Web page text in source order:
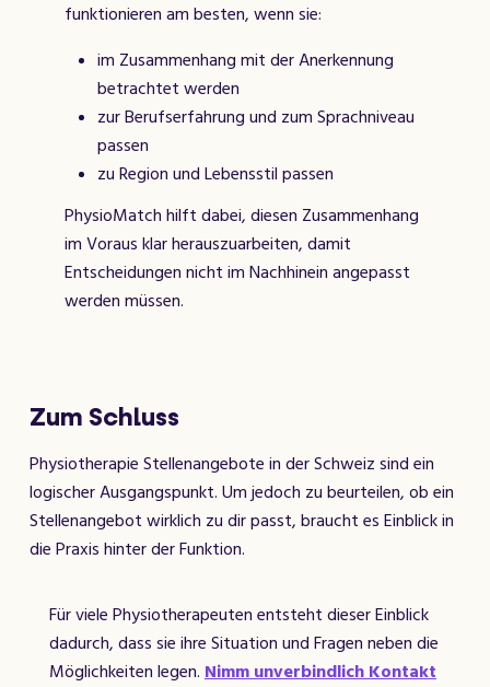
funktionieren am besten, wenn sie:
im Zusammenhang mit der Anerkennung
betrachtet werden
zur Berufserfahrung und zum Sprachniveau
passen
zu Region und Lebensstil passen
PhysioMatch hilft dabei, diesen Zusammenhang
im Voraus klar herauszuarbeiten, damit
Entscheidungen nicht im Nachhinein angepasst
werden müssen.
Zum Schluss
Physiotherapie Stellenangebote in der Schweiz sind ein
logischer Ausgangspunkt. Um jedoch zu beurteilen, ob ein
Stellenangebot wirklich zu dir passt, braucht es Einblick in
die Praxis hinter der Funktion.
Für viele Physiotherapeuten entsteht dieser Einblick
dadurch, dass sie ihre Situation und Fragen neben die
Möglichkeiten legen. Nimm unverbindlich Kontakt